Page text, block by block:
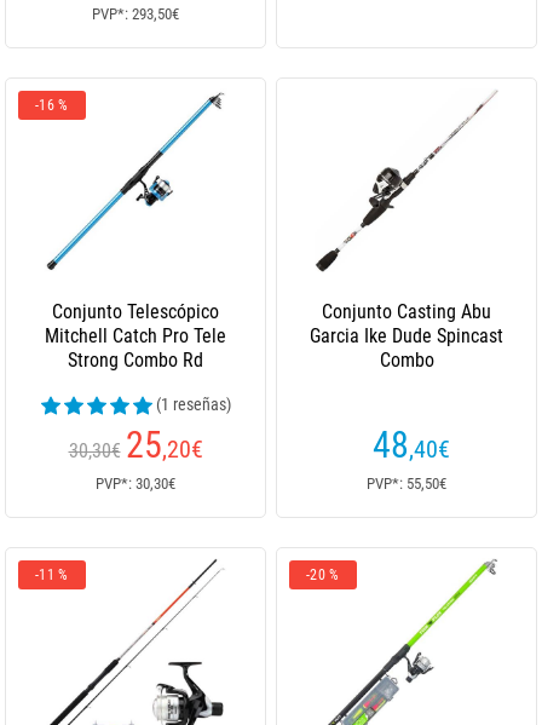
PVP*: 293,50€
-16 %
Conjunto Telescópico
Mitchell Catch Pro Tele
Strong Combo Rd
(1 reseñas)
30,30€ 25,20€
PVP*: 30,30€
Conjunto Casting Abu
Garcia Ike Dude Spincast
Combo
48,40€
PVP*: 55,50€
-11 % -20 %